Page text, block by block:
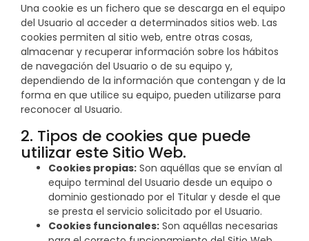
Una cookie es un fichero que se descarga en el equipo
del Usuario al acceder a determinados sitios web. Las
cookies permiten al sitio web, entre otras cosas,
almacenar y recuperar información sobre los hábitos
de navegación del Usuario o de su equipo y,
dependiendo de la información que contengan y de la
forma en que utilice su equipo, pueden utilizarse para
reconocer al Usuario.
2. Tipos de cookies que puede
utilizar este Sitio Web.
Cookies propias: Son aquéllas que se envían al
equipo terminal del Usuario desde un equipo o
dominio gestionado por el Titular y desde el que
se presta el servicio solicitado por el Usuario.
Cookies funcionales: Son aquéllas necesarias